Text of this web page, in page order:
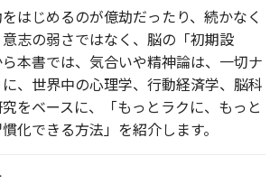
はじめるのが億劫だったり、続かなく
志の弱さではなく、脳の「初期設
本書では、気合いや精神論は、一切ナ
、世界中の心理学、行動経済学、脳科
をベースに、「もっとラクに、もっと
化できる方法」を紹介します。